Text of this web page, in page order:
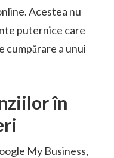
Acestea nu
puternice care
cumpărare a unui
în
My Business,